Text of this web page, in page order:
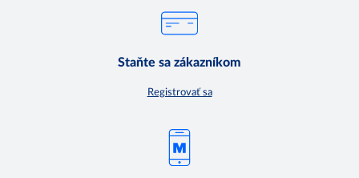
Staňte sa zákazníkom
Registrovať sa